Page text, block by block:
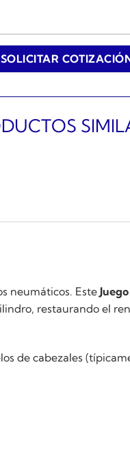
neumáticos. Este
restaurando el
de cabezales